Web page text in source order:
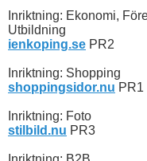
Inriktning: Ekonomi,
Utbildning
ienkoping.se PR2
Inriktning: Shopping
shoppingsidor.nu PR1
Inriktning: Foto
stilbild.nu PR3